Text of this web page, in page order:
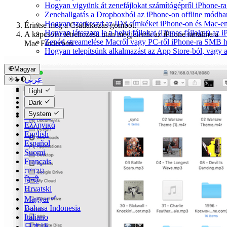
Hogyan vigyünk át zenefájlokat számítógépről iPhone-
Zenehallgatás a Dropboxból az iPhone-on offline
Hogyan szerkeszd az ID3 címkéket iPhone-on és Mac-
Hogyan játsszam le a helyi fájlokat (iTunes fájlokat) az
Zenéd streamelése Macről vagy PC-ről iPhone-ra SMB
Hogyan telepítsünk alkalmazást az App Store-ból,
Magyar
عربي
Català
Čeština
Dansk
Deutsch
Ελληνικά
English
Español
Suomi
Français
עברית
हिन्दी
Hrvatski
Magyar
Bahasa Indonesia
Italiano
Light
Dark
System
Érintse meg a Csatlakozás gombot.
A kapcsolat létrehozása után megjelenik az iPhone tartalma a
Mac Finderben.